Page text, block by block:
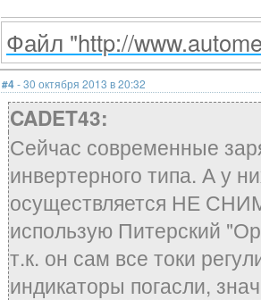
Файл "http://
#4- 30 октября 2013 в 20:32
CADET43:
Сейчас современные
инвертерного типа. А у
осуществляется НЕ
использую Питерский
т.к. он сам все токи
индикаторы погасли,